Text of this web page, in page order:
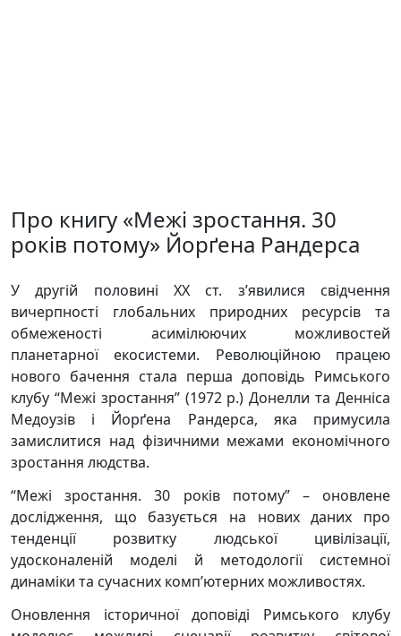
Про книгу «Межі зростання. 30
років потому» Йорґена Рандерса
У другій половині ХХ ст. з’явилися свідчення
вичерпності глобальних природних ресурсів та
обмеженості асимілюючих можливостей
планетарної екосистеми. Революційною працею
нового бачення стала перша доповідь Римського
клубу “Межі зростання” (1972 р.) Донелли та Денніса
Медоузів і Йорґена Рандерса, яка примусила
замислитися над фізичними межами економічного
зростання людства.
“Межі зростання. 30 років потому” – оновлене
дослідження, що базується на нових даних про
тенденції розвитку людської цивілізації,
удосконаленій моделі й методології системної
динаміки та сучасних комп’ютерних можливостях.
Оновлення історичної доповіді Римського клубу